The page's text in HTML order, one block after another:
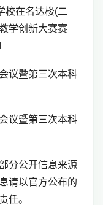
校在名达楼(二
学创新大赛赛
议暨第三次本科
议暨第三次本科
分公开信息来源
请以官方公布的
任。